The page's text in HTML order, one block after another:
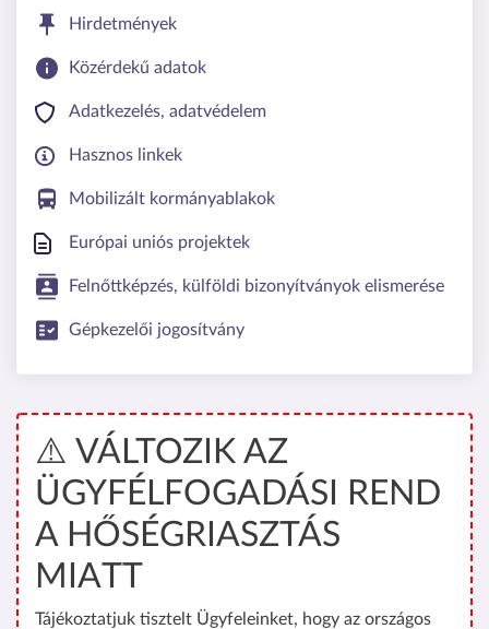
Hirdetmények
Közérdekű adatok
Adatkezelés, adatvédelem
Hasznos linkek
Mobilizált kormányablakok
Európai uniós projektek
Felnőttképzés, külföldi bizonyítványok elismerése
Gépkezelői jogosítvány
⚠️ VÁLTOZIK AZ
ÜGYFÉLFOGADÁSI REND
A HŐSÉGRIASZTÁS
MIATT
Tájékoztatjuk tisztelt Ügyfeleinket, hogy az országos